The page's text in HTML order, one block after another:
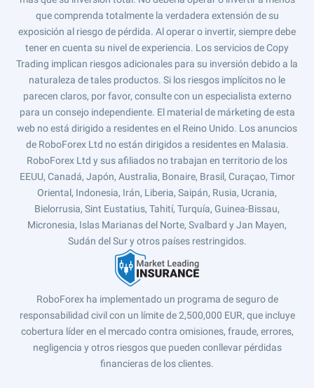
que comprenda totalmente la verdadera extensión de su
exposición al riesgo de pérdida. Al operar o invertir, siempre debe
tener en cuenta su nivel de experiencia. Los servicios de Copy
Trading implican riesgos adicionales para su inversión debido a la
naturaleza de tales productos. Si los riesgos implícitos no le
parecen claros, por favor, consulte con un especialista externo
para un consejo independiente. El material de márketing de esta
web no está dirigido a residentes en el Reino Unido. Los anuncios
de RoboForex Ltd no están dirigidos a residentes en Malasia.
RoboForex Ltd y sus afiliados no trabajan en territorio de los
EEUU, Canadá, Japón, Australia, Bonaire, Brasil, Curaçao, Timor
Oriental, Indonesia, Irán, Liberia, Saipán, Rusia, Ucrania,
Bielorrusia, Sint Eustatius, Tahití, Turquía, Guinea-Bissau,
Micronesia, Islas Marianas del Norte, Svalbard y Jan Mayen,
Sudán del Sur y otros países restringidos.
RoboForex ha implementado un programa de seguro de
responsabilidad civil con un límite de 2,500,000 EUR, que incluye
cobertura líder en el mercado contra omisiones, fraude, errores,
negligencia y otros riesgos que pueden conllevar pérdidas
financieras de los clientes.